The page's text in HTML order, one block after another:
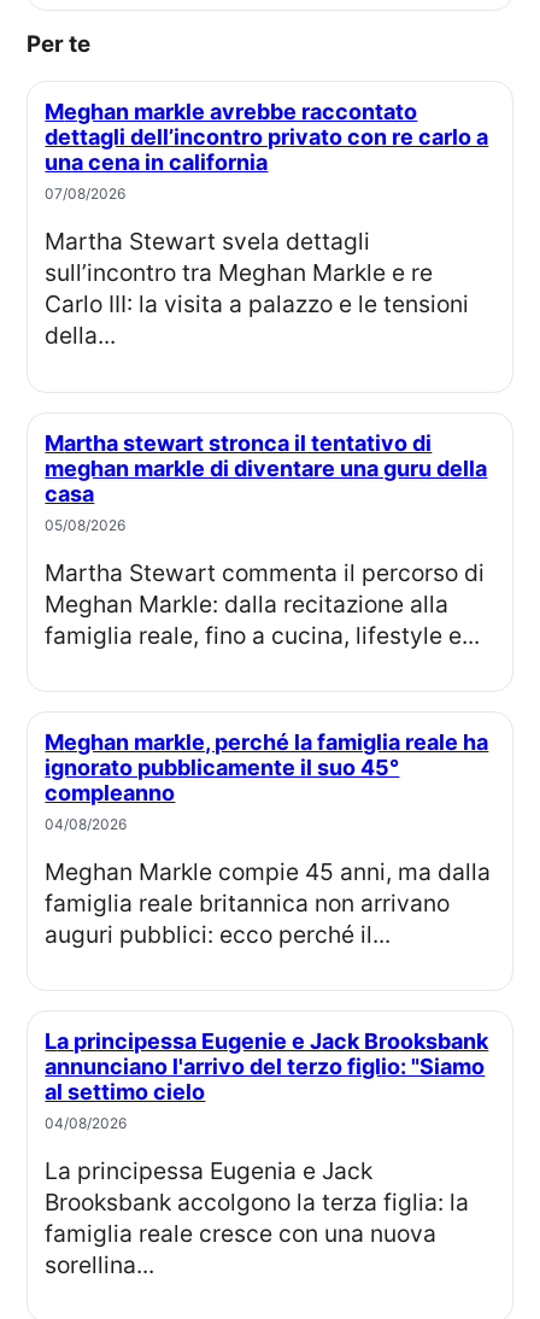
Per te
Meghan markle avrebbe raccontato
dettagli dell’incontro privato con re carlo a
una cena in california
07/08/2026
Martha Stewart svela dettagli
sull’incontro tra Meghan Markle e re
Carlo III: la visita a palazzo e le tensioni
della...
Martha stewart stronca il tentativo di
meghan markle di diventare una guru della
casa
05/08/2026
Martha Stewart commenta il percorso di
Meghan Markle: dalla recitazione alla
famiglia reale, fino a cucina, lifestyle e...
Meghan markle, perché la famiglia reale ha
ignorato pubblicamente il suo 45°
compleanno
04/08/2026
Meghan Markle compie 45 anni, ma dalla
famiglia reale britannica non arrivano
auguri pubblici: ecco perché il...
La principessa Eugenie e Jack Brooksbank
annunciano l'arrivo del terzo figlio: "Siamo
al settimo cielo
04/08/2026
La principessa Eugenia e Jack
Brooksbank accolgono la terza figlia: la
famiglia reale cresce con una nuova
sorellina...